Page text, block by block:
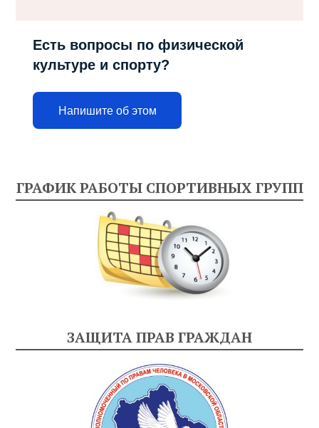
Есть вопросы по физической
культуре и спорту?
Напишите об этом
ГРАФИК РАБОТЫ СПОРТИВНЫХ ГРУПП
ЗАЩИТА ПРАВ ГРАЖДАН